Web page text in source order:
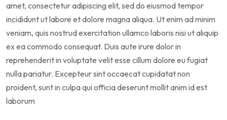
amet, consectetur adipiscing elit, sed do eiusmod tempor
incididunt ut labore et dolore magna aliqua. Ut enim ad minim
veniam, quis nostrud exercitation ullamco laboris nisi ut aliquip
ex ea commodo consequat. Duis aute irure dolor in
reprehenderit in voluptate velit esse cillum dolore eu fugiat
nulla pariatur. Excepteur sint occaecat cupidatat non
proident, sunt in culpa qui officia deserunt mollit anim id est
laborum